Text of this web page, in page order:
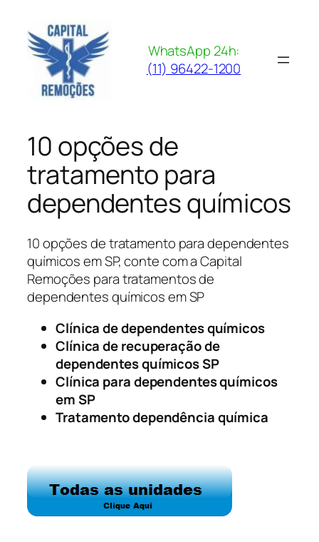
para
conteúdo
WhatsApp 24h:
(11) 96422-1200
10 opções de
tratamento para
dependentes químicos
10 opções de tratamento para dependentes
químicos em SP, conte com a Capital
Remoções para tratamentos de
dependentes químicos em SP
Clínica de dependentes químicos
Clínica de recuperação de
dependentes químicos SP
Clínica para dependentes químicos
em SP
Tratamento dependência química